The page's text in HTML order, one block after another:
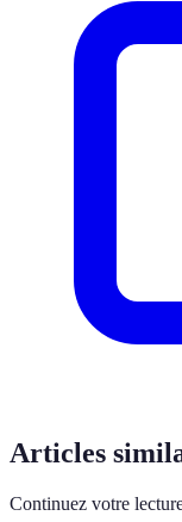
Articles
Continuez votre